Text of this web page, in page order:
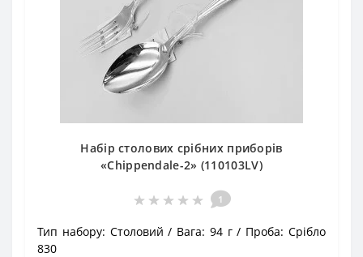
Набір столових срібних приборів
«Chippendale-2» (110103LV)
1
Тип набору: Столовий Вага: 94 г Проба: Срібло
830